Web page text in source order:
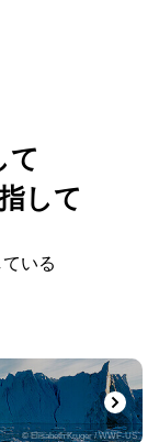
て
して
いる
© Elisabeth Kruger / WWF-US